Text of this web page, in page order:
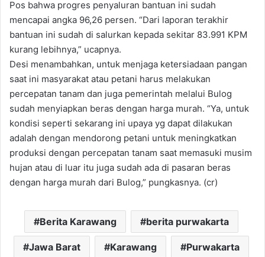
Pos bahwa progres penyaluran bantuan ini sudah
mencapai angka 96,26 persen. “Dari laporan terakhir
bantuan ini sudah di salurkan kepada sekitar 83.991 KPM
kurang lebihnya,” ucapnya.
Desi menambahkan, untuk menjaga ketersiadaan pangan
saat ini masyarakat atau petani harus melakukan
percepatan tanam dan juga pemerintah melalui Bulog
sudah menyiapkan beras dengan harga murah. “Ya, untuk
kondisi seperti sekarang ini upaya yg dapat dilakukan
adalah dengan mendorong petani untuk meningkatkan
produksi dengan percepatan tanam saat memasuki musim
hujan atau di luar itu juga sudah ada di pasaran beras
dengan harga murah dari Bulog,” pungkasnya. (cr)
Berita Karawang berita purwakarta
Jawa Barat Karawang Purwakarta